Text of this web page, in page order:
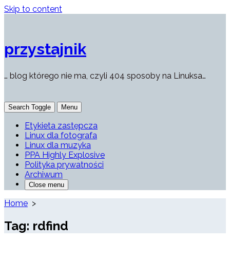
Skip to content
przystajnik
… blog którego nie ma, czyli 404 sposoby na Linuksa…
Search Toggle Menu
Etykieta zastępcza
Linux dla fotografa
Linux dla muzyka
PPA Highly Explosive
Polityka prywatności
Archiwum
Close menu
Home >
Tag: rdfind